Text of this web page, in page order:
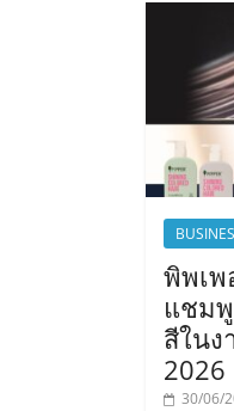
พิพเพ
แชม
สีในง
2026
30/06/